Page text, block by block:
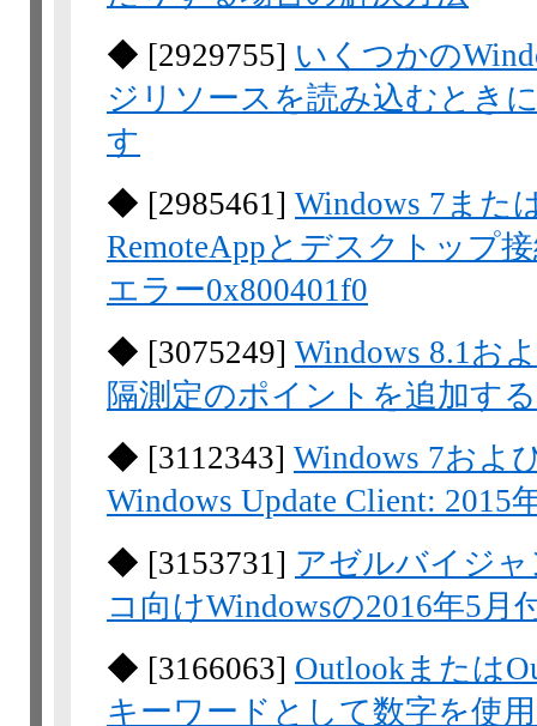
◆ [2929755] いくつかの
ジリソースを読み込むとき
す
◆ [2985461] Windows 7また
RemoteAppとデスクトップ
エラー0x800401f0
◆ [3075249] Windows 8.1お
隔測定のポイントを追加す
◆ [3112343] Windows 7およ
Windows Update Client: 2015
◆ [3153731] アゼルバイジ
コ向けWindowsの2016年5
◆ [3166063] Outlookまたは
キーワードとして数字を使